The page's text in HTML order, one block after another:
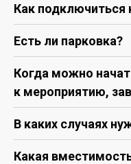
Как подключиться
Есть ли парковка?
Когда можно
к мероприятию,
В каких случаях
Какая